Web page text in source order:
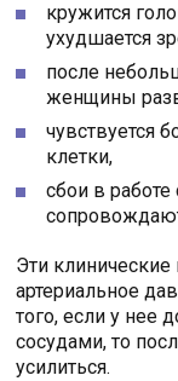
кружится
ухудшается
после
женщины
чувствуется
клетки,
сбои в
Эти клинические
артериальное
того, если у нее
сосудами, то
усилиться.